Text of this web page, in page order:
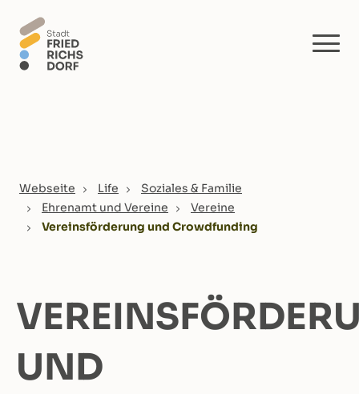
You are here:
Webseite Life
Soziales & Familie
Ehrenamt und Vereine
Vereine
Vereinsförderung und Crowdfunding
UND